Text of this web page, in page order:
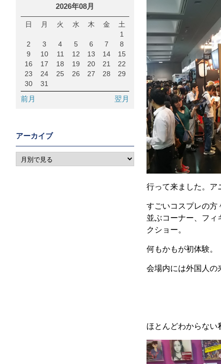
行って来ました。ア
すごいコスプレの方
並ぶコーナー、フィ
クショー。
何もかもが初体験。
会場内には外国人の
ほとんどわからない
2026年08月
日 月 火 水 木 金
土
1
2
3 4 5 6 7
8
9
10 11 12 13 14
15
16
17 18 19 20 21
22
23
24 25 26 27 28
29
30
31
前月 翌月
アーカイブ